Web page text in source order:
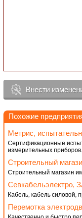
Внести
Похожие
Метрис,
Сертификационные
измерительных
Строительный
Строительный магазин
Севкабельэлектро,
Кабель, кабель силовой,
Перемотка